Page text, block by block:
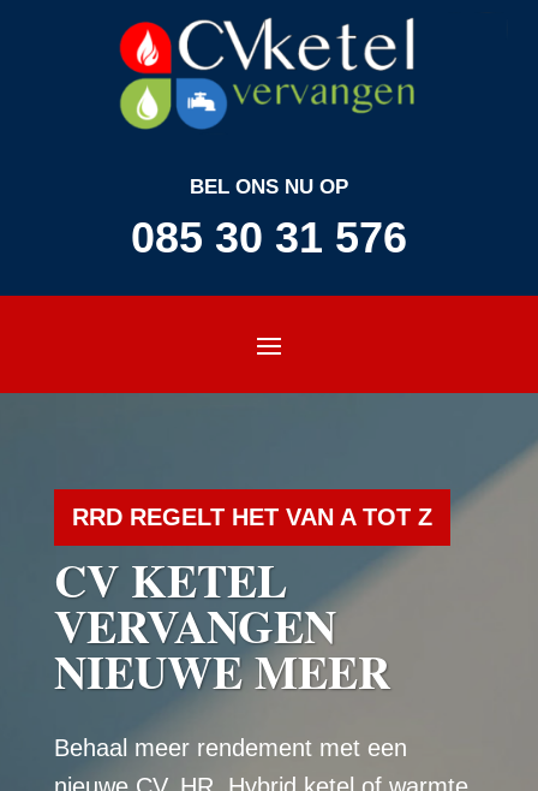
BEL ONS NU OP
085 30 31 576
RRD REGELT HET VAN A TOT Z
CV KETEL
VERVANGEN
NIEUWE MEER
Behaal meer rendement met een